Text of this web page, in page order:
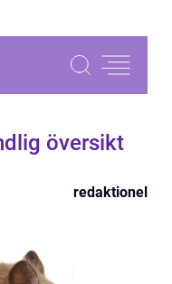
översikt
redaktionel